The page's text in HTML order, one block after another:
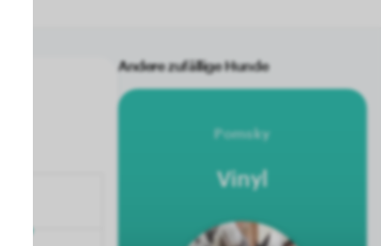
Andere zufällige Hunde
Pomsky
Vinyl